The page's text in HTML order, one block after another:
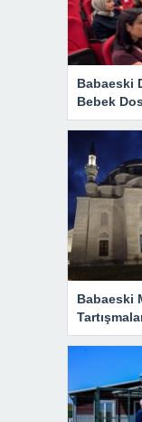
Babaeski
Bebek
Babaeski